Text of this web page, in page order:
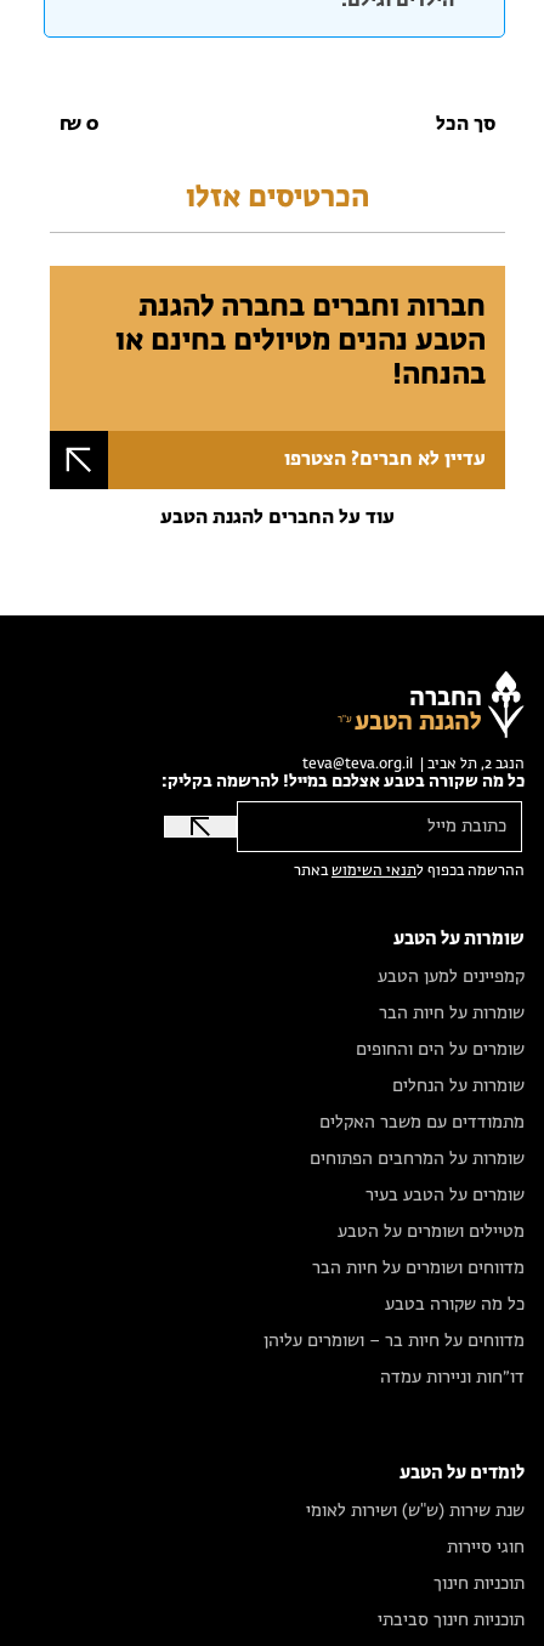
סך הכל 0
₪
הכרטיסים אזלו
חברות וחברים בחברה להגנת
הטבע נהנים מטיולים בחינם או
בהנחה!
עדיין לא חברים? הצטרפו
עוד על החברים להגנת הטבע
החברה
להגנת הטבע
הנגב 2, תל אביב | teva@teva.org.il
כל מה שקורה בטבע אצלכם במייל! להרשמה בקליק:
ההרשמה בכפוף לתנאי השימושבאתר
שומרות על הטבע
קמפיינים למען הטבע
שומרות על חיות הבר
שומרים על הים והחופים
שומרות על הנחלים
מתמודדים עם משבר האקלים
שומרות על המרחבים הפתוחים
שומרים על הטבע בעיר
מטיילים ושומרים על הטבע
מדווחים ושומרים על חיות הבר
כל מה שקורה בטבע
מדווחים על חיות בר – ושומרים עליהן
דו״חות וניירות עמדה
לומדים על הטבע
שנת שירות (ש"ש) ושירות לאומי
חוגי סיירות
תוכניות חינוך
תוכניות חינוך סביבתי